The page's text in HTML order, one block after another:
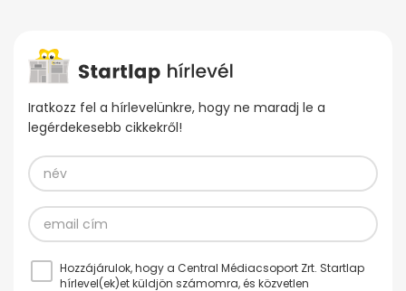
Iratkozz fel a hírlevelünkre, hogy ne maradj le a
legérdekesebb cikkekről!
Hozzájárulok, hogy a Central Médiacsoport Zrt. Startlap
hírlevel(ek)et küldjön számomra, és közvetlen